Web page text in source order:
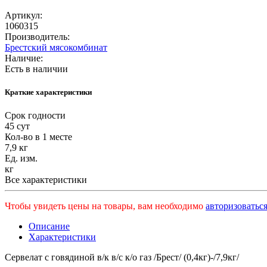
Артикул:
1060315
Производитель:
Брестский мясокомбинат
Наличие:
Есть в наличии
Краткие характеристики
Срок годности
45 сут
Кол-во в 1 месте
7,9 кг
Ед. изм.
кг
Все характеристики
Чтобы увидеть цены на товары, вам необходимо
Описание
Характеристики
Сервелат с говядиной в/к в/с к/о газ /Брест/ (0,4кг)-/7,9кг/